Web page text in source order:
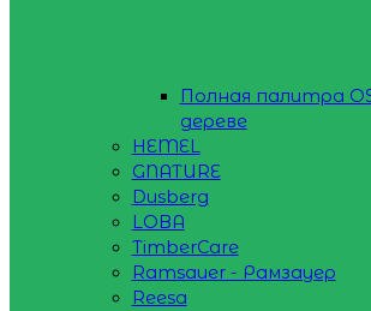
Полная палитра
дереве
HEMEL
GNATURE
Dusberg
LOBA
TimberCare
Ramsauer - Рамзауер
Reesa